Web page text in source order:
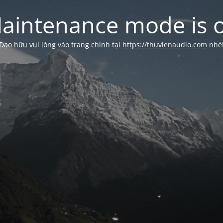
mode is
hữu vui lòng vào trang chính tại https://thuvienaudio.com